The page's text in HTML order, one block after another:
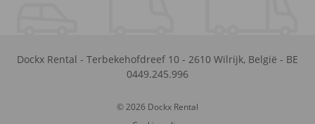
Dockx Rental - Terbekehofdreef 10 - 2610 Wilrijk, België - BE
0449.245.996
© 2026 Dockx Rental